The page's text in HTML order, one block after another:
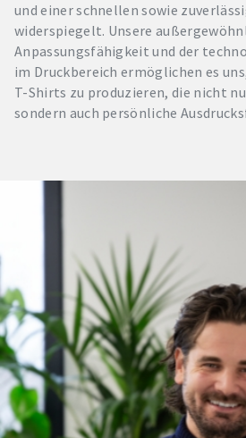
und einer schnellen sowie
widerspiegelt. Unsere
Anpassungsfähigkeit und der
im Druckbereich ermöglichen es
T-Shirts zu produzieren, die nicht
sondern auch persönliche